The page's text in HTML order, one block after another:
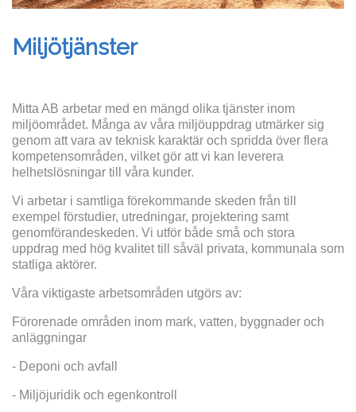
Miljötjänster
Mitta AB arbetar med en mängd olika tjänster inom
miljöområdet. Många av våra miljöuppdrag utmärker sig
genom att vara av teknisk karaktär och spridda över flera
kompetensområden, vilket gör att vi kan leverera
helhetslösningar till våra kunder.
Vi arbetar i samtliga förekommande skeden från till
exempel förstudier, utredningar, projektering samt
genomförandeskeden. Vi utför både små och stora
uppdrag med hög kvalitet till såväl privata, kommunala som
statliga aktörer.
Våra viktigaste arbetsområden utgörs av:
Förorenade områden inom mark, vatten, byggnader och
anläggningar
- Deponi och avfall
- Miljöjuridik och egenkontroll